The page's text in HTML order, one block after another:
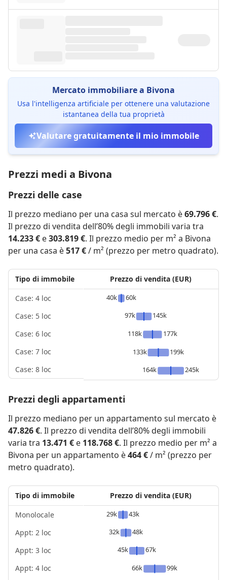
Mercato immobiliare a Bivona
Usa l'intelligenza artificiale per ottenere una valutazione
istantanea della tua proprietà
Valutare gratuitamente il mio immobile
Prezzi medi a Bivona
Prezzi delle case
Il prezzo mediano per una casa sul mercato è69.796 €.
Il prezzo di vendita dell’80% degli immobili varia tra
14.233 € e303.819 €. Il prezzo medio per m² a Bivona
per una casa è517 €/ m² (prezzo per metro quadrato).
Tipo di immobile
Case: 4 loc
Case: 5 loc
Case: 6 loc
Case: 7 loc
Case: 8 loc
Prezzo di vendita (EUR)
40k
60k
97k
145k
118k
177k
133k
199k
164k
245k
Prezzi degli appartamenti
Il prezzo mediano per un appartamento sul mercato è
47.826 €. Il prezzo di vendita dell’80% degli immobili
varia tra 13.471 € e 118.768 €. Il prezzo medio per m² a
Bivona per un appartamento è464 €/ m² (prezzo per
metro quadrato).
Tipo di immobile
Monolocale
Appt: 2 loc
Appt: 3 loc
Appt: 4 loc
Prezzo di vendita (EUR)
29k
43k
32k
48k
45k
67k
66k
99k